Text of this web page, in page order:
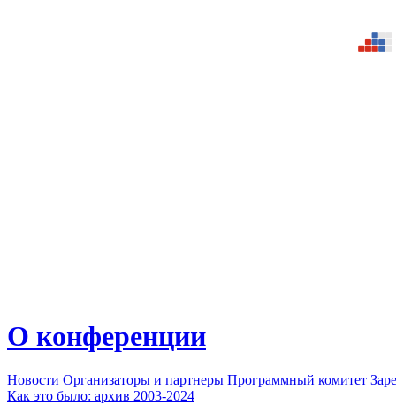
О конференции
Новости Организаторы и партнеры Программный комитет
Как это было: архив 2003-2024